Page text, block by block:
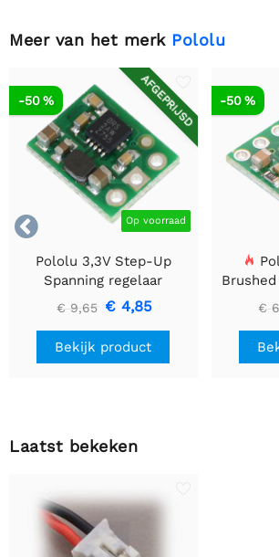
Meer van het merk Pololu

AFGEPRIJSD
Op voorraad
-50 %
Pololu 3,3V Step-Up
Spanning regelaar
U1V10F3
€ 9,65 € 4,85
Bekijk product
-50 %
€
Laatst bekeken